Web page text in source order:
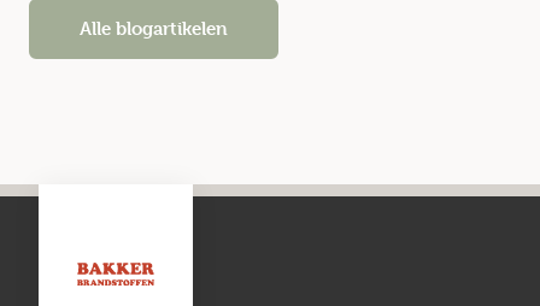
Alle blogartikelen